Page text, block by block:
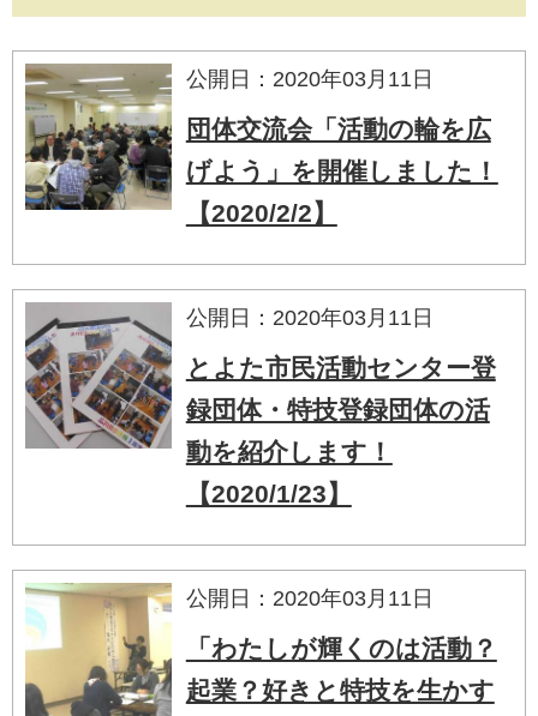
公開日：2020年03月11日
団体交流会「活動の輪を広
げよう」を開催しました！
【2020/2/2】
公開日：2020年03月11日
とよた市民活動センター登
録団体・特技登録団体の活
動を紹介します！
【2020/1/23】
公開日：2020年03月11日
「わたしが輝くのは活動？
起業？好きと特技を生かす